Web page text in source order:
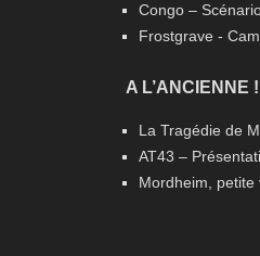
Congo –
Frostgrave -
A L’ANCIENNE !
La Tragédie de
AT43 –
Mordheim, petite